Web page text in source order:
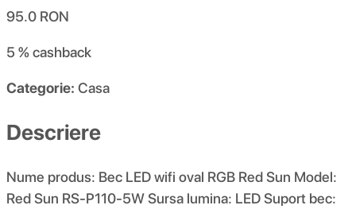
95.0 RON
5 %cashback
Categorie: Casa
Descriere
Nume produs: Bec LED wifi oval RGB Red Sun Model:
Red Sun RS-P110-5W Sursa lumina: LED Suport bec: